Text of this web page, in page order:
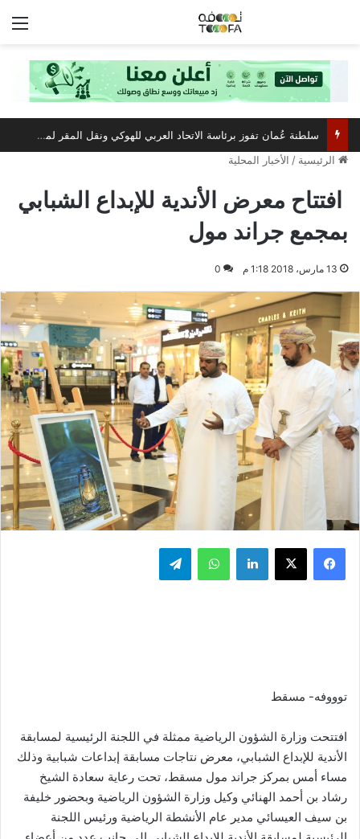
سلطنة عُمان تفوز برئاسة الاتحاد العربي للهوكي ونقل المقر لمسقط
الرئيسية / الأخبار المحلية
افتتاح معرض الأندية للإبداع الشبابي
بمجمع جراند مول
13 مارس، 2018 1:18 م 0
فيسبوك ‫X لينكدإن واتساب تيلقرام
توووفه- مسقط
افتتحت وزارة الشؤون الرياضية ممثلة في اللجنة الرئيسية لمسابقة
الأندية للإبداع الشبابي، معرض نتاجات مسابقة إبداعات شبابية وذلك
مساء أمس بمركز جراند مول مسقط، تحت رعاية سعادة الشيخ
رشاد بن أحمد الهنائي وكيل وزارة الشؤون الرياضية وبحضور خليفة
بن سيف العيسائي مدير عام الأنشطة الرياضية ورئيس اللجنة